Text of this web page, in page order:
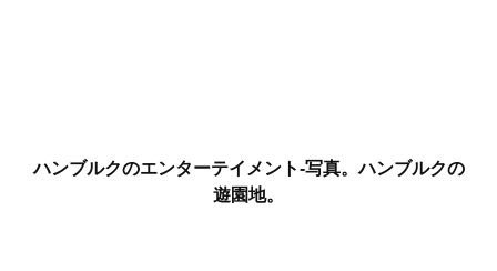
ハンブルクのエンターテイメント-写真。ハンブルクの
遊園地。